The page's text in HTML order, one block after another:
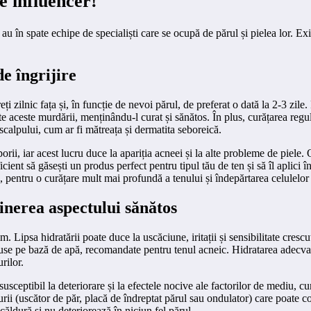
în spate echipe de specialiști care se ocupă de părul și pielea lor.
îngrijire
zilnic fața și, în funcție de nevoi părul, de preferat o dată la 2-3
murdării, menținându-l curat și sănătos. În plus, curățarea
cum ar fi mătreața și dermatita seboreică.
iar acest lucru duce la apariția acneei și la alte probleme de
să găsești un produs perfect pentru tipul tău de ten și să îl aplici
, pentru o curățare mult mai profundă a tenului și îndepărtarea celulelor
aspectului sănătos
Lipsa hidratării poate duce la uscăciune, iritații și sensibilitate
pe bază de apă, recomandate pentru tenul acneic. Hidratarea
la deteriorare și la efectele nocive ale factorilor de mediu,
(uscător de păr, placă de îndreptat părul sau ondulator) care poate